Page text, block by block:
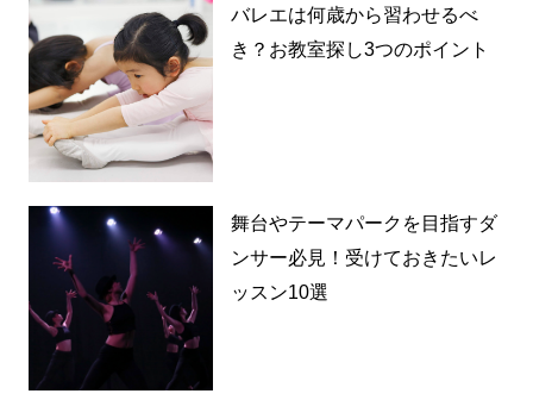
バレエは何歳から習わせるべ
き？お教室探し3つのポイント
舞台やテーマパークを目指すダ
ンサー必見！受けておきたいレ
ッスン10選